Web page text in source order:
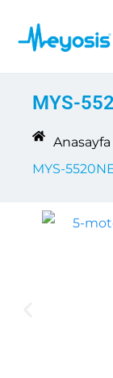
MYS-
Anasayfa
MYS-